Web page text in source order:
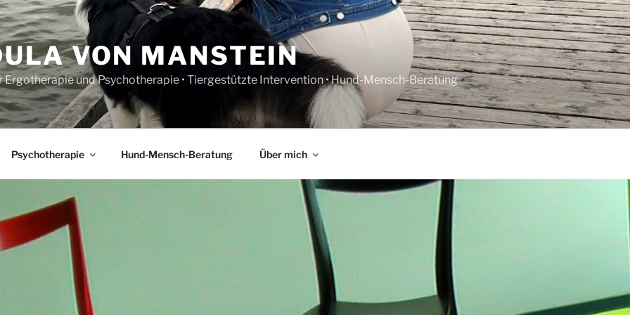
VON MANSTEIN
und Psychotherapie • Tiergestützte Intervention • Hund-Mensch-Beratung
Psychotherapie Hund-Mensch-Beratung Über mich